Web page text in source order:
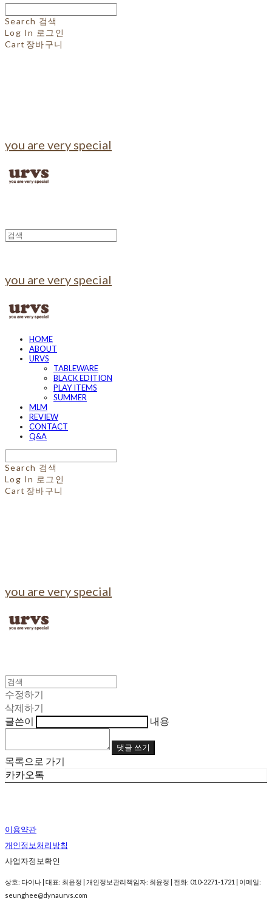
Search 검색
Log In 로그인
Cart 장바구니
you are very special
you are very special
HOME
ABOUT
URVS
TABLEWARE
BLACK EDITION
PLAY ITEMS
SUMMER
MLM
REVIEW
CONTACT
Q&A
Search 검색
Log In 로그인
Cart 장바구니
you are very special
수정하기
삭제하기
글쓴이
내용
댓글 쓰기
목록으로 가기
카카오톡
이용약관
개인정보처리방침
사업자정보확인
상호: 다이나 | 대표: 최윤정 | 개인정보관리책임자: 최윤정 | 전화: 010-2271-1721 | 이메일:
seunghee@dynaurvs.com